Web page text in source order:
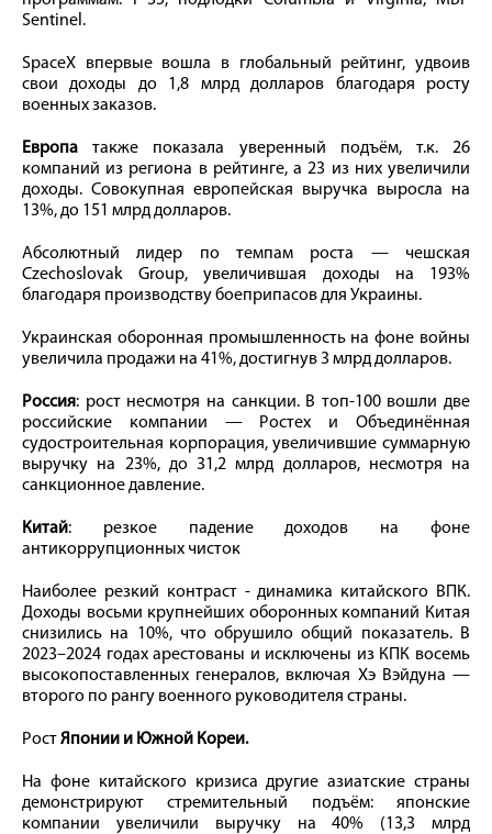
Sentinel.
SpaceX впервые вошла в глобальный рейтинг, удвоив
свои доходы до 1,8 млрд долларов благодаря росту
военных заказов.
Европа также показала уверенный подъём, т.к. 26
компаний из региона в рейтинге, а 23 из них увеличили
доходы. Совокупная европейская выручка выросла на
13%, до 151 млрд долларов.
Абсолютный лидер по темпам роста — чешская
Czechoslovak Group, увеличившая доходы на 193%
благодаря производству боеприпасов для Украины.
Украинская оборонная промышленность на фоне войны
увеличила продажи на 41%, достигнув 3 млрд долларов.
Россия: рост несмотря на санкции. В топ-100 вошли две
российские компании — Ростех и Объединённая
судостроительная корпорация, увеличившие суммарную
выручку на 23%, до 31,2 млрд долларов, несмотря на
санкционное давление.
Китай: резкое падение доходов на фоне
антикоррупционных чисток
Наиболее резкий контраст - динамика китайского ВПК.
Доходы восьми крупнейших оборонных компаний Китая
снизились на 10%, что обрушило общий показатель. В
2023–2024 годах арестованы и исключены из КПК восемь
высокопоставленных генералов, включая Хэ Вэйдуна —
второго по рангу военного руководителя страны.
РостЯпонии и Южной Кореи.
На фоне китайского кризиса другие азиатские страны
демонстрируют стремительный подъём: японские
компании увеличили выручку на 40% (13,3 млрд